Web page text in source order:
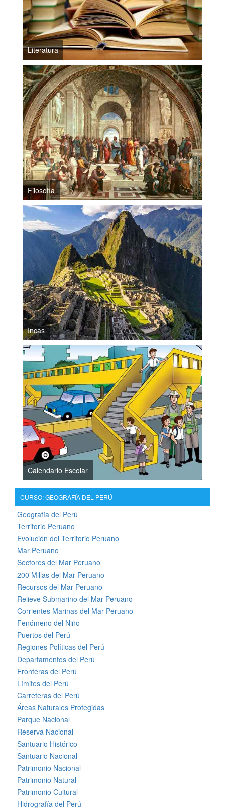
Literatura
Filosofía
Incas
Calendario Escolar
CURSO: GEOGRAFÍA DEL PERÚ
Geografía del Perú
Territorio Peruano
Evolución del Territorio Peruano
Mar Peruano
Sectores del Mar Peruano
200 Millas del Mar Peruano
Recursos del Mar Peruano
Relieve Submarino del Mar Peruano
Corrientes Marinas del Mar Peruano
Fenómeno del Niño
Puertos del Perú
Regiones Políticas del Perú
Departamentos del Perú
Fronteras del Perú
Límites del Perú
Carreteras del Perú
Áreas Naturales Protegidas
Parque Nacional
Reserva Nacional
Santuario Histórico
Santuario Nacional
Patrimonio Nacional
Patrimonio Natural
Patrimonio Cultural
Hidrografía del Perú